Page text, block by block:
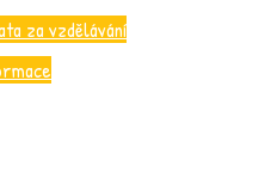
za vzdělávání